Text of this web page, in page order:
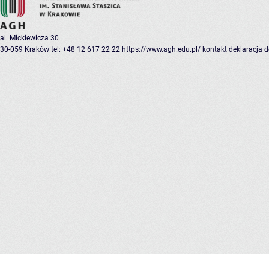
al. Mickiewicza 30
30-059 Kraków tel: +48 12 617 22 22 https://www.agh.edu.pl/ kontakt deklaracja